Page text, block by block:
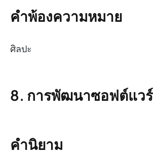
คำพ้องความหมาย
ศิลปะ
8. การพัฒนาซอฟต์แว
คำนิยาม